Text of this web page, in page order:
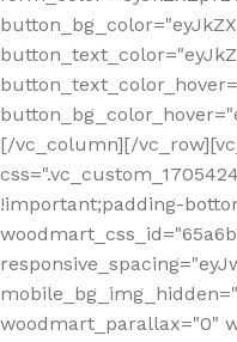
[/vc_column][/
!important;padding-
woodmart_parallax="0"